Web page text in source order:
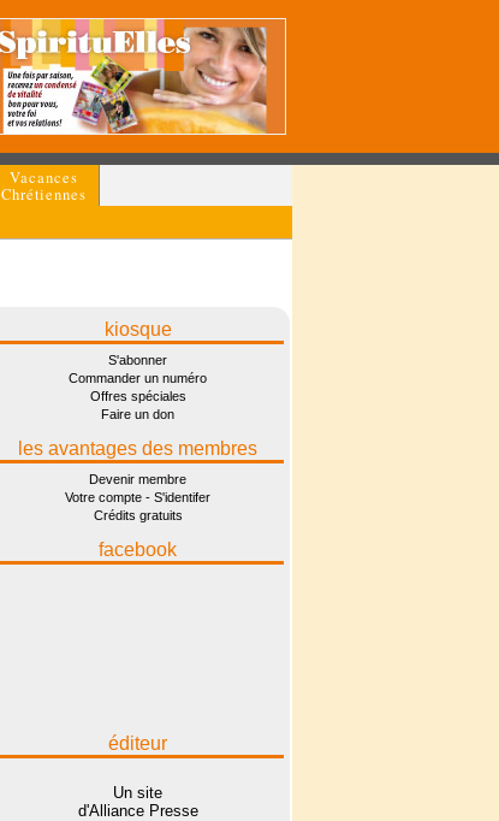
Vacances
Chrétiennes
kiosque
S'abonner
Commander un numéro
Offres spéciales
Faire un don
les avantages des membres
Devenir membre
Votre compte - S'identifer
Crédits gratuits
facebook
éditeur
Un site
d'Alliance Presse